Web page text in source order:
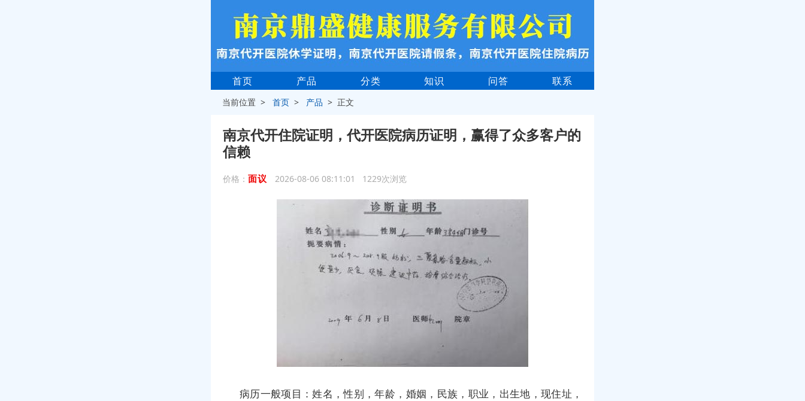
首页 产品 分类 知识 问答 联系
当前位置 >首页 > 产品 > 正文
南京代开住院证明，代开医院病历证明，赢得了众多客户的
信赖
价格： 面议 2026-08-06 08:11:01 1229次浏览
病历一般项目：姓名，性别，年龄，婚姻，民族，职业，出生地，现住址，